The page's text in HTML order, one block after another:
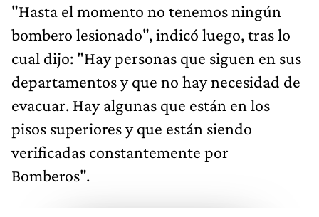
"Hasta el momento no tenemos ningún
bombero lesionado", indicó luego, tras lo
cual dijo: "Hay personas que siguen en sus
departamentos y que no hay necesidad de
evacuar. Hay algunas que están en los
pisos superiores y que están siendo
verificadas constantemente por
Bomberos".